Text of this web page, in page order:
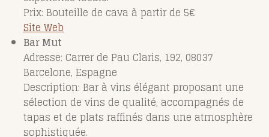
Prix: Bouteille de cava à partir de 5€
Site Web
Bar Mut
Adresse: Carrer de Pau Claris, 192, 08037
Barcelone, Espagne
Description: Bar à vins élégant proposant une
sélection de vins de qualité, accompagnés de
tapas et de plats raffinés dans une atmosphère
sophistiquée.